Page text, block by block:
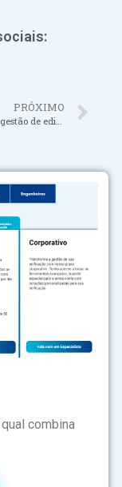
PRÓXIMO
combina